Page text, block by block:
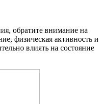
обратите внимание на
физическая активность и
влиять на состояние